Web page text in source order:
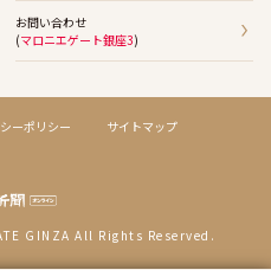
お問い合わせ
(マロニエゲート銀座3)
ーポリシー サイトマップ
GINZA All Rights Reserved.